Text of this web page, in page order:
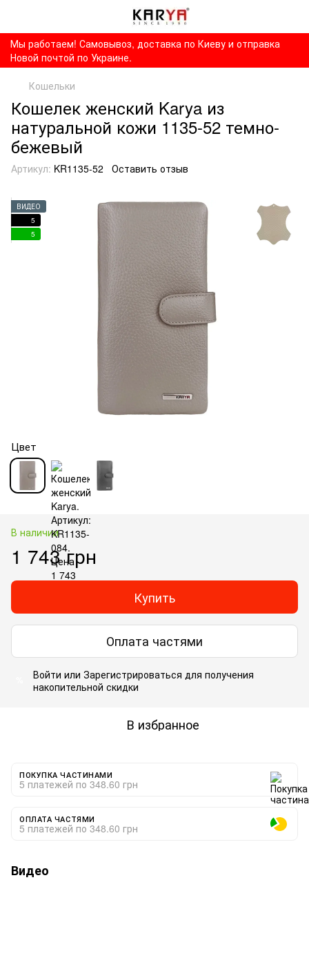
Мы работаем! Самовывоз, доставка по Киеву и отправка
Новой почтой по Украине.
Кошельки
Кошелек женский Karya из
натуральной кожи 1135-52 темно-
бежевый
Артикул: KR1135-52 Оставить отзыв
ВИДЕО
5
5
Цвет
В наличии
1 743 грн
Купить
Оплата частями
Войти или Зарегистрироваться для получения
накопительной скидки
В избранное
ПОКУПКА ЧАСТИНАМИ
5 платежей по 348.60 грн
ОПЛАТА ЧАСТЯМИ
5 платежей по 348.60 грн
Видео